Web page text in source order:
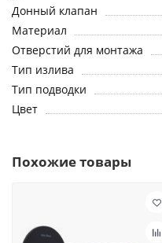
Донный клапан
Материал
Отверстий для монтажа
Тип излива
Тип подводки
Цвет
Похожие товары